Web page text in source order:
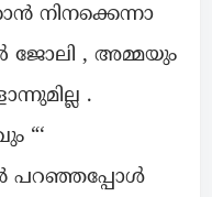
നിനക്കെന്നാ
ജോലി , അമ്മയും
.
“‘
പറഞ്ഞപ്പോൾ